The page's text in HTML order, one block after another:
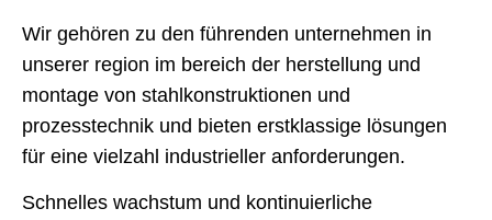
Wir gehören zu den führenden unternehmen in
unserer region im bereich der herstellung und
montage von stahlkonstruktionen und
prozesstechnik und bieten erstklassige lösungen
für eine vielzahl industrieller anforderungen.
Schnelles wachstum und kontinuierliche